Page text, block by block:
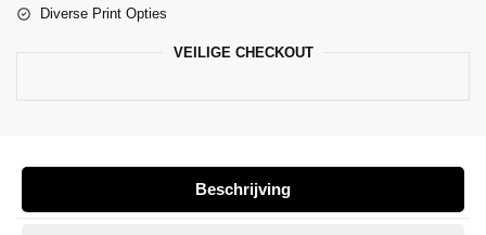
Diverse Print Opties
VEILIGE CHECKOUT
Beschrijving